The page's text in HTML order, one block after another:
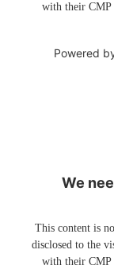
with their CMP
Powered
We
This content is
disclosed to the
with their CMP